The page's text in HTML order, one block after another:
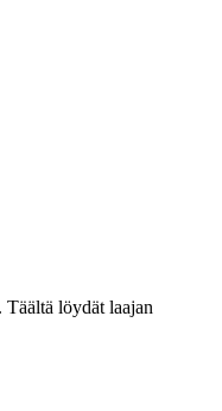
löydät laajan